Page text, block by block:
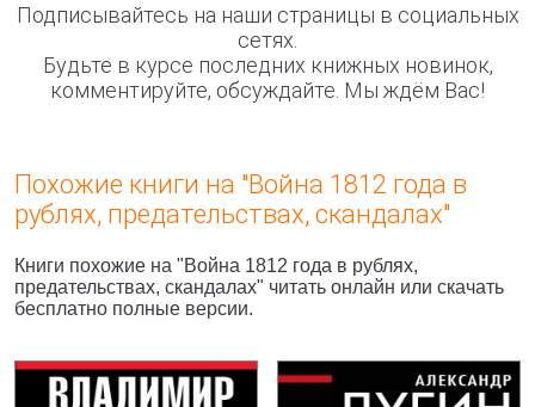
Подписывайтесь на наши страницы в социальных
сетях.
Будьте в курсе последних книжных новинок,
комментируйте, обсуждайте. Мы ждём Вас!
Похожие книги на "Война 1812 года в
рублях, предательствах, скандалах"
Книги похожие на "Война 1812 года в рублях,
предательствах, скандалах" читать онлайн или скачать
бесплатно полные версии.